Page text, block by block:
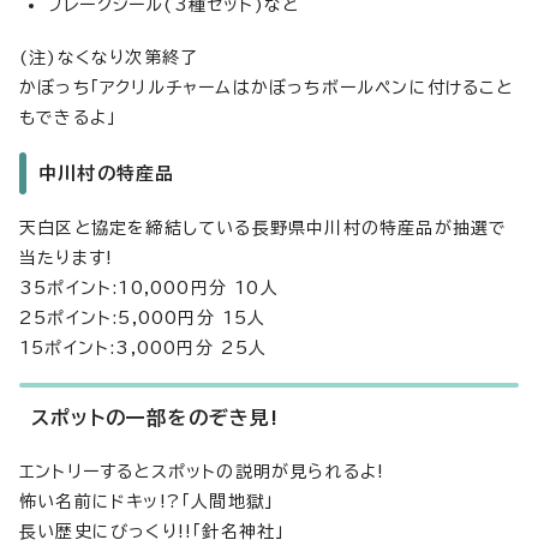
フレークシール(3種セット)など
(注)なくなり次第終了
かぼっち「アクリルチャームはかぼっちボールペンに付けること
もできるよ」
中川村の特産品
天白区と協定を締結している長野県中川村の特産品が抽選で
当たります!
35ポイント:10,000円分 10人
25ポイント:5,000円分 15人
15ポイント:3,000円分 25人
スポットの一部をのぞき見!
エントリーするとスポットの説明が見られるよ!
怖い名前にドキッ!?「人間地獄」
長い歴史にびっくり!!「針名神社」